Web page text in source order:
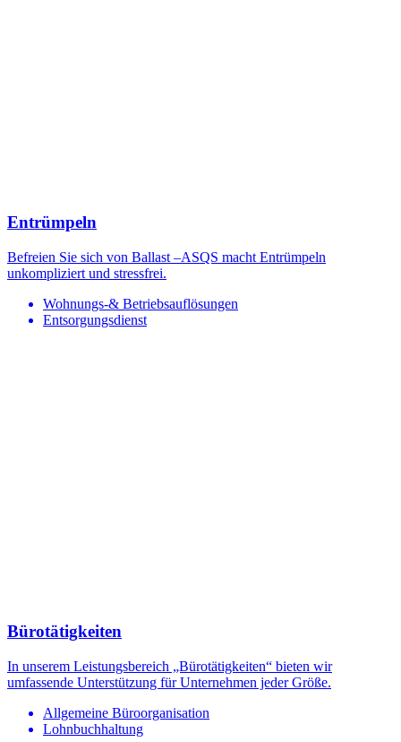
Entrümpeln
Befreien Sie sich von Ballast –ASQS macht Entrümpeln
unkompliziert und stressfrei.
Wohnungs-& Betriebsauflösungen
Entsorgungsdienst
Bürotätigkeiten
In unserem Leistungsbereich „Bürotätigkeiten“ bieten wir
umfassende Unterstützung für Unternehmen jeder Größe.
Allgemeine Büroorganisation
Lohnbuchhaltung